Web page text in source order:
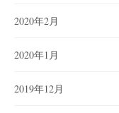
2020年2月
2020年1月
2019年12月